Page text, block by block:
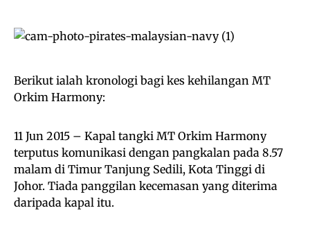
Berikut ialah kronologi bagi kes kehilangan MT
Orkim Harmony:
11 Jun 2015 – Kapal tangki MT Orkim Harmony
terputus komunikasi dengan pangkalan pada 8.57
malam di Timur Tanjung Sedili, Kota Tinggi di
Johor. Tiada panggilan kecemasan yang diterima
daripada kapal itu.